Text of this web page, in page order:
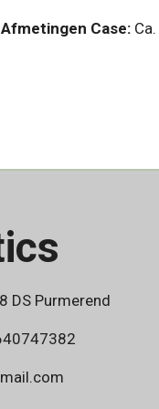
Afmetingen Case:Ca.
DS Purmerend